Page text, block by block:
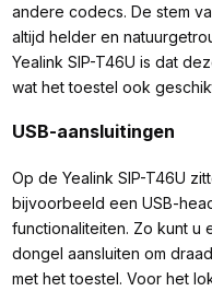
andere codecs. De stem
altijd helder en
Yealink SIP-T46U is dat
wat het toestel ook
USB-aansluitingen
Op de Yealink SIP-T46U
bijvoorbeeld een USB-
functionaliteiten. Zo kunt u
dongel aansluiten om
met het toestel. Voor het